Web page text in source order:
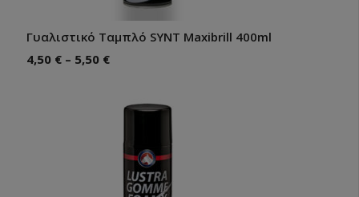
Γυαλιστικό Ταμπλό SYNT Maxibrill 400ml
4,50 €– 5,50 €